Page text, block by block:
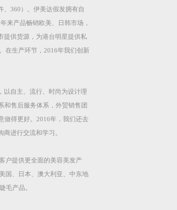
、360）。伊美达假发拥有自
来产品畅销欧美、日韩市场，
提供货源，为港台明星提供私
在生产环节，2016年我们创新
以自主、流行、时尚为设计理
和售后服务体系，外贸销售团
做得更好。2016年，我们还去
进行交流和学习。
户提供更全面的美容美发产
国、日本、澳大利亚、中东地
毛产品。